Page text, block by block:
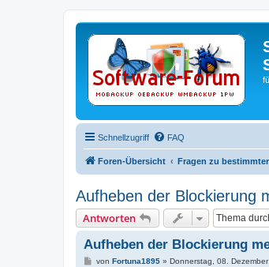
Schnellzugriff FAQ
Foren-Übersicht Fragen zu
Aufheben der Blockierung
Antworten
Aufheben der Blockierung
Bvon Fortuna1895» Donnerstag, 08.